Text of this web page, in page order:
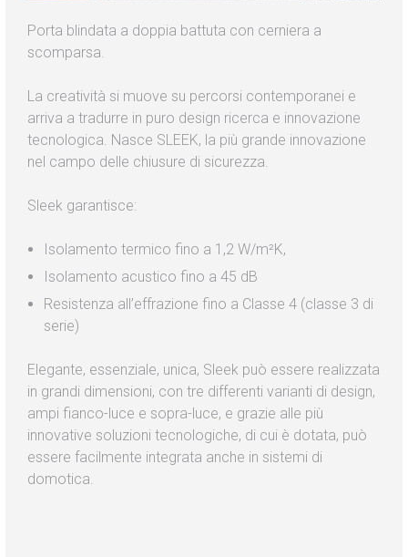
Porta blindata a doppia battuta con cerniera a
scomparsa.
La creatività si muove su percorsi contemporanei e
arriva a tradurre in puro design ricerca e innovazione
tecnologica. Nasce SLEEK, la più grande innovazione
nel campo delle chiusure di sicurezza.
Sleek garantisce:
Isolamento termico fino a 1,2 W/m²K,
Isolamento acustico fino a 45 dB
Resistenza all’effrazione fino a Classe 4 (classe 3 di
serie)
Elegante, essenziale, unica, Sleek può essere realizzata
in grandi dimensioni, con tre differenti varianti di design,
ampi fianco-luce e sopra-luce, e grazie alle più
innovative soluzioni tecnologiche, di cui è dotata, può
essere facilmente integrata anche in sistemi di
domotica.